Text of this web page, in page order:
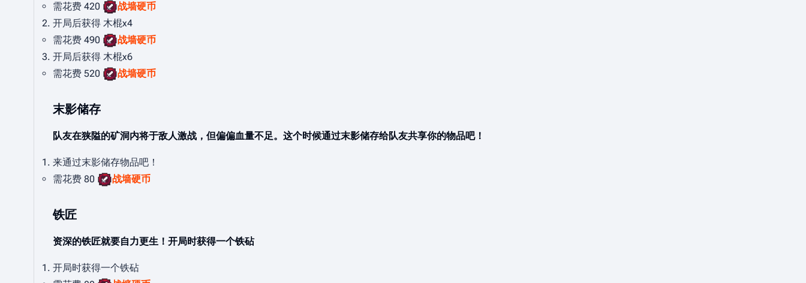
需花费 420
战墙硬币
开局后获得 木棍x4
需花费 490
战墙硬币
开局后获得 木棍x6
需花费 520
战墙硬币
末影储存
队友在狭隘的矿洞内将于敌人激战，但偏偏血量不足。这个时候通过末影储存给队友共享你的物品吧！
来通过末影储存物品吧！
需花费 80
战墙硬币
铁匠
资深的铁匠就要自力更生！开局时获得一个铁砧
开局时获得一个铁砧